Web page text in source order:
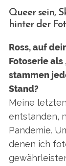
Queer sein,
hinter der
Ross, auf
Fotoserie
stammen
Stand?
Meine
entstanden,
Pandemie.
denen ich